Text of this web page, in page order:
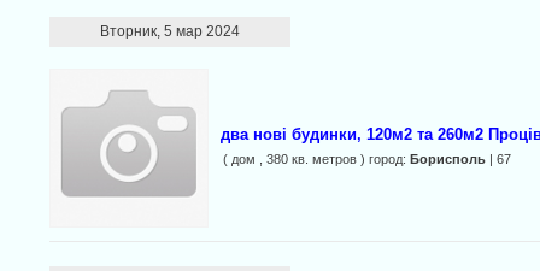
Вторник, 5 мар 2024
два нові будинки, 120м2 та 260м2
( дом , 380 кв. метров ) город: Борисполь| 67